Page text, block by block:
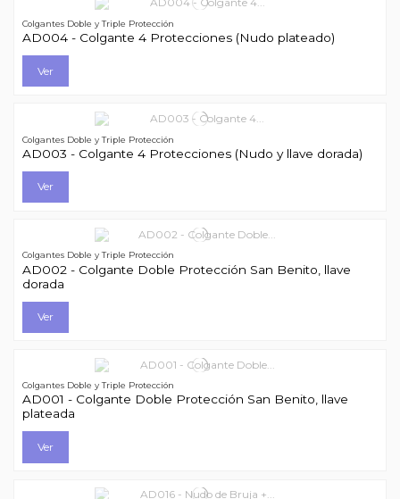
Colgantes Doble y Triple Protección
AD004 - Colgante 4 Protecciones (Nudo plateado)
Ver
Colgantes Doble y Triple Protección
AD003 - Colgante 4 Protecciones (Nudo y llave dorada)
Ver
Colgantes Doble y Triple Protección
AD002 - Colgante Doble Protección San Benito, llave
dorada
Ver
Colgantes Doble y Triple Protección
AD001 - Colgante Doble Protección San Benito, llave
plateada
Ver